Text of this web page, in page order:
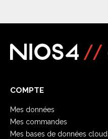
COMPTE
Mes données
Mes commandes
Mes bases de données cloud